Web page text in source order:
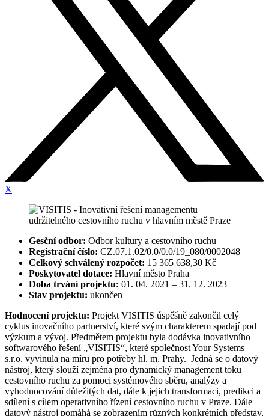
X
Gesční odbor: Odbor kultury a cestovního ruchu
Registrační číslo: CZ.07.1.02/0.0/0.0/19_080/0002048
Celkový schválený rozpočet: 15 365 638,30 Kč
Poskytovatel dotace: Hlavní město Praha
Doba trvání projektu: 01. 04. 2021 – 31. 12. 2023
Stav projektu: ukončen
Hodnocení projektu: Projekt VISITIS úspěšně zakončil celý
cyklus inovačního partnerství, které svým charakterem spadají pod
výzkum a vývoj. Předmětem projektu byla dodávka inovativního
softwarového řešení „VISITIS“, které společnost Your Systems
s.r.o. vyvinula na míru pro potřeby hl. m. Prahy. Jedná se o datový
nástroj, který slouží zejména pro dynamický management toku
cestovního ruchu za pomoci systémového sběru, analýzy a
vyhodnocování důležitých dat, dále k jejich transformaci, predikci a
sdílení s cílem operativního řízení cestovního ruchu v Praze. Dále
datový nástroj pomáhá se zobrazením různých konkrétních představ,